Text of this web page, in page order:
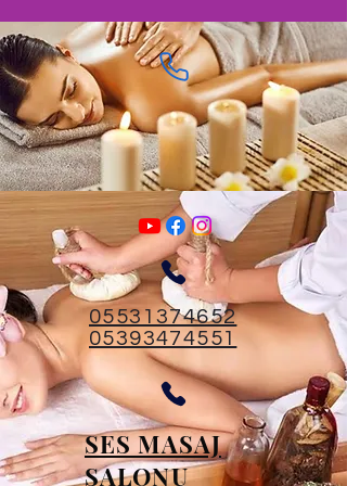
05531374652
05393474551
SES MASAJ
SALONU